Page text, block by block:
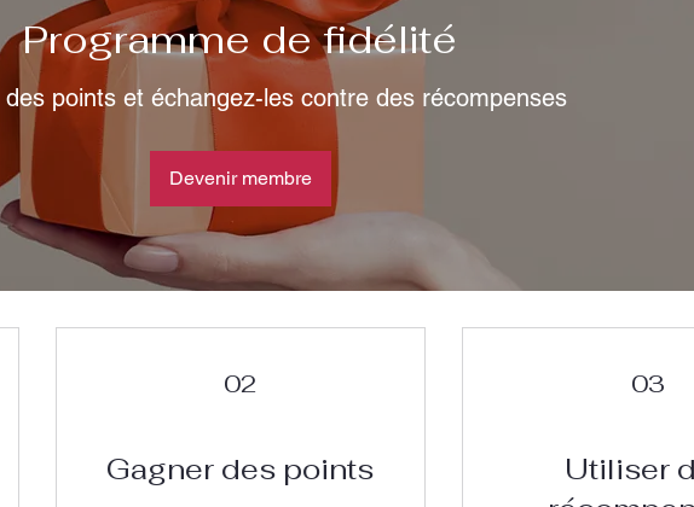
Programme de fidélité
des points et échangez-les contre des récompenses
Devenir membre
02
Gagner des points
03
Utiliser